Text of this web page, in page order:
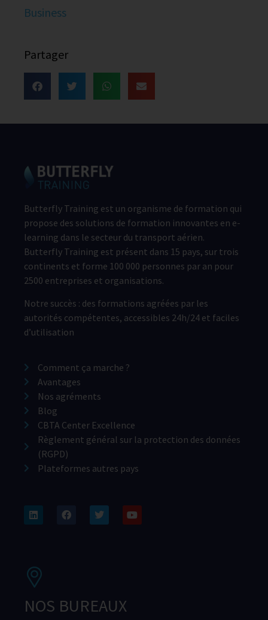
Business
Partager
Butterfly Training est un organisme de formation qui
propose des solutions de formation innovantes en e-
learning dans le secteur du transport aérien.
Butterfly Training est présent dans 15 pays, sur trois
continents et forme 100 000 personnes par an pour
2500 entreprises et organisations.
Notre succès : des formations agréées par les
autorités compétentes, accessibles 24h/24 et faciles
d’utilisation
Comment ça marche ?
Avantages
Nos agréments
Blog
CBTA Center Excellence
Règlement général sur la protection des données
(RGPD)
Plateformes autres pays
NOS BUREAUX